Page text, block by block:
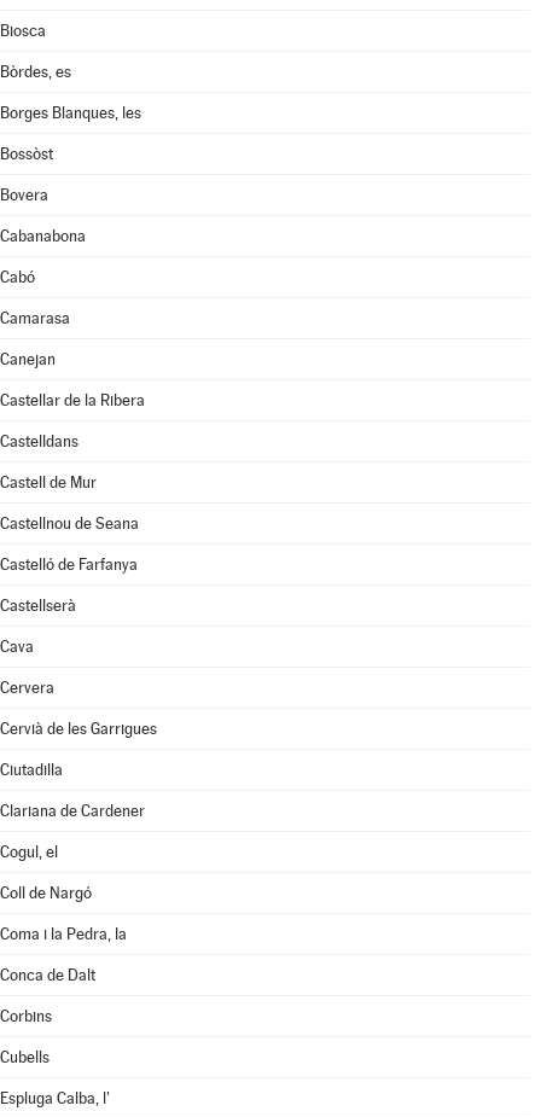
Biosca
Bòrdes, es
Borges Blanques, les
Bossòst
Bovera
Cabanabona
Cabó
Camarasa
Canejan
Castellar de la Ribera
Castelldans
Castell de Mur
Castellnou de Seana
Castelló de Farfanya
Castellserà
Cava
Cervera
Cervià de les Garrigues
Ciutadilla
Clariana de Cardener
Cogul, el
Coll de Nargó
Coma i la Pedra, la
Conca de Dalt
Corbins
Cubells
Espluga Calba, l'